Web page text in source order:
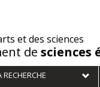
et des sciences
de sciences
RECHERCHE